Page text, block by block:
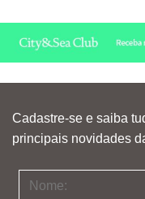
Cadastre-se e saiba
principais novidades